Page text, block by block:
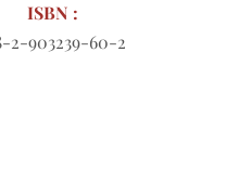
ISBN :
2-903239-60-2